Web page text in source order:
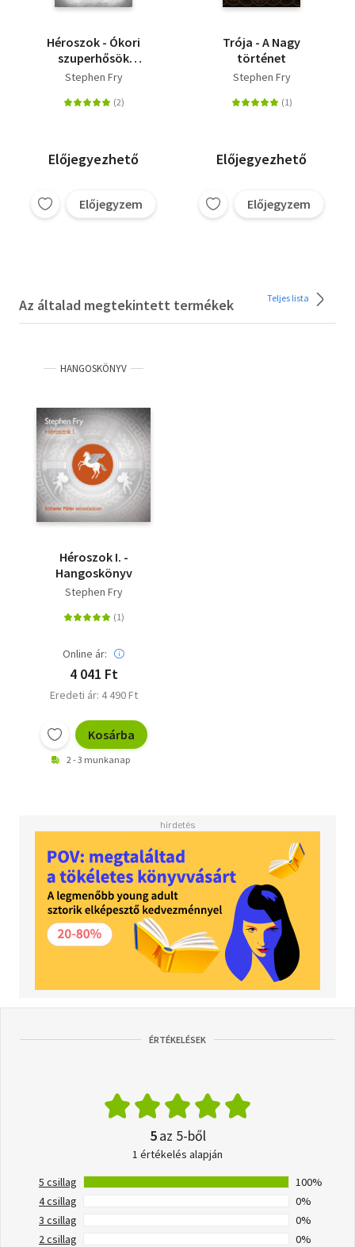
Héroszok - Ókori
szuperhősök
csodálatos kalandjai
Stephen Fry
Előjegyezhető
Előjegyzem
Trója - A Nagy
történet
Stephen Fry
Előjegyezhető
Előjegyzem
Az általad megtekintett termékek Teljes lista
HANGOSKÖNYV
Héroszok I. -
Hangoskönyv
Stephen Fry
Online ár:
4 041 Ft
Eredeti ár: 4 490 Ft
Kosárba
2 - 3 munkanap
ÉRTÉKELÉSEK
5az 5-ből
1 értékelés alapján
5 csillag
100%
4 csillag
0%
3 csillag
0%
2 csillag
0%